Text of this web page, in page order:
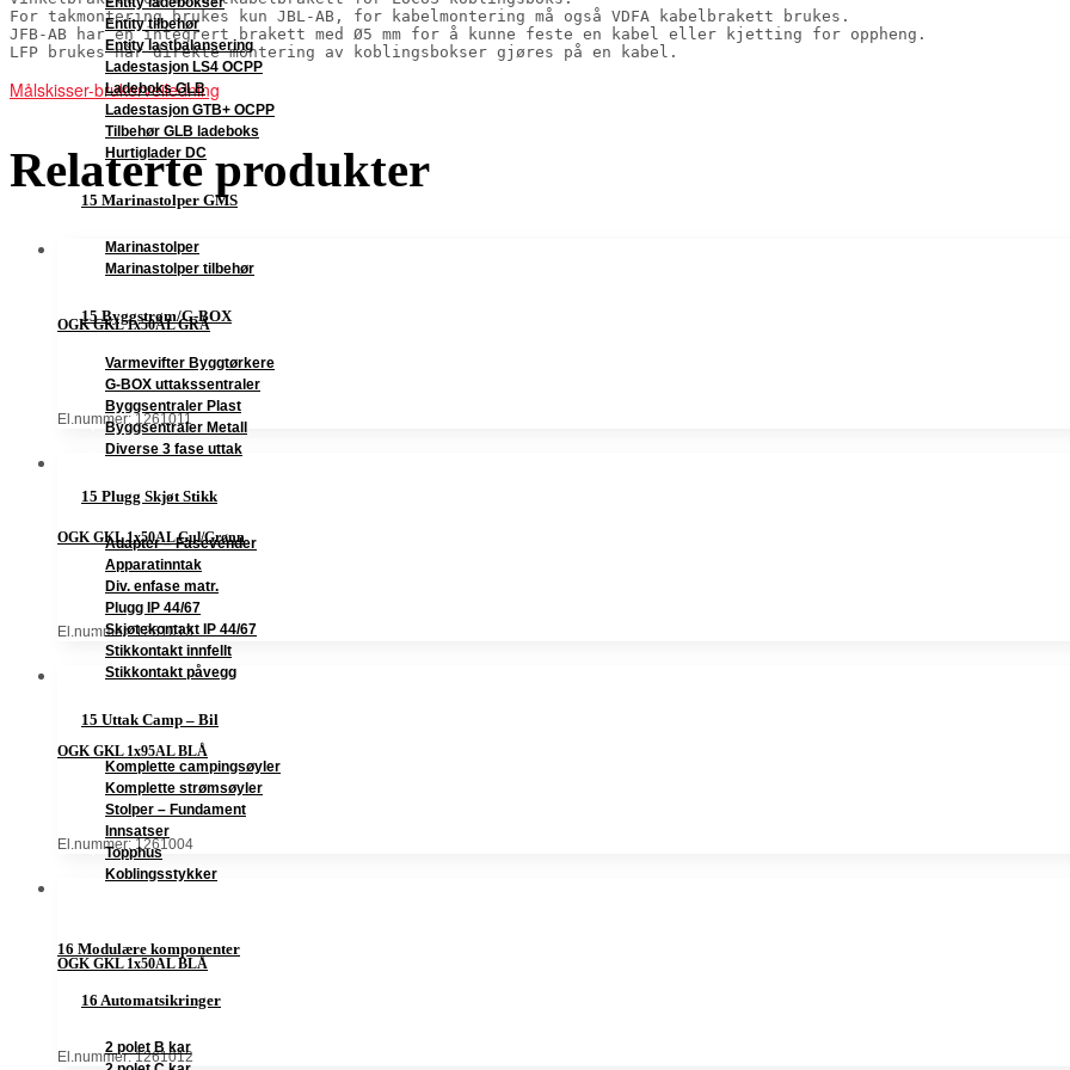
Entity tilbehør
Entity lastbalansering
Ladestasjon LS4 OCPP
Ladeboks GLB
Ladestasjon GTB+ OCPP
Tilbehør GLB ladeboks
Hurtiglader DC
15 Marinastolper GMS
Marinastolper
Marinastolper tilbehør
15 Byggstrøm/G-BOX
Varmevifter Byggtørkere
G-BOX uttakssentraler
Byggsentraler Plast
Byggsentraler Metall
Diverse 3 fase uttak
15 Plugg Skjøt Stikk
Adapter – Fasevender
Apparatinntak
Div. enfase matr.
Plugg IP 44/67
Skjøtekontakt IP 44/67
Stikkontakt innfellt
Stikkontakt påvegg
15 Uttak Camp – Bil
Komplette campingsøyler
Komplette strømsøyler
Stolper – Fundament
Innsatser
Topphus
Koblingsstykker
16 Modulære komponenter
16 Automatsikringer
2 polet B kar
For takmontering brukes kun JBL-AB, for kabelmontering må også VDFA kabelbrakett brukes.
JFB-AB har en integrert brakett med Ø5 mm for å kunne feste en kabel eller kjetting for oppheng.
LFP brukes når direkte montering av koblingsbokser gjøres på en kabel.
Målskisser-brukerveiledning
Relaterte produkter
OGK GKL 1x50AL GRÅ
El.nummer: 1261011
OGK GKL 1x50AL Gul/Grønn
El.nummer: 1261013
OGK GKL 1x95AL BLÅ
El.nummer: 1261004
OGK GKL 1x50AL BLÅ
El.nummer: 1261012